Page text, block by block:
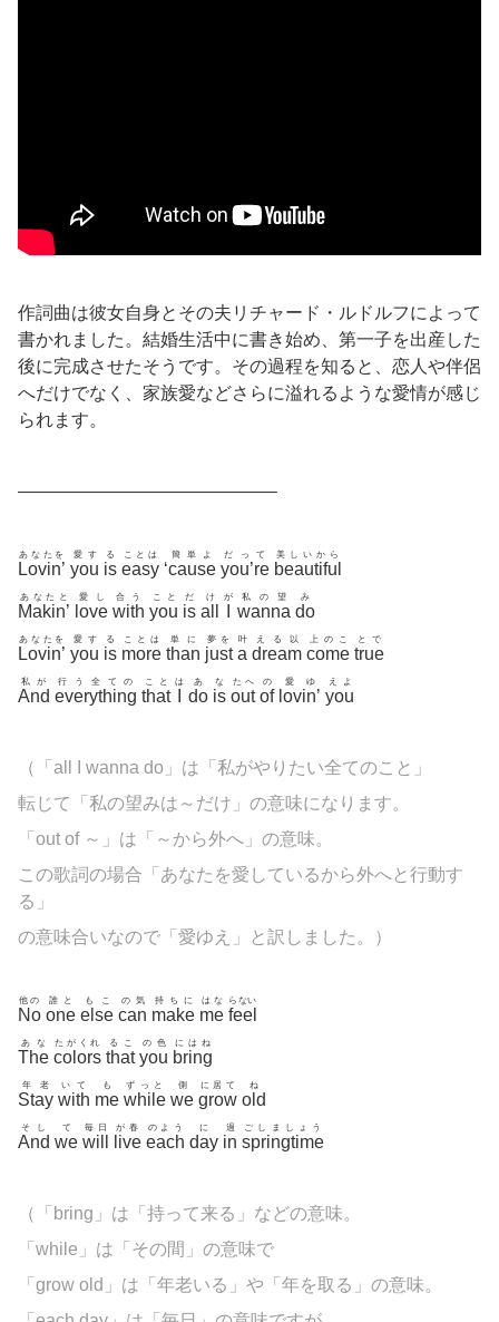
作詞曲は彼女自身とその夫リチャード・ルドルフによって
書かれました。結婚生活中に書き始め、第一子を出産した
後に完成させたそうです。その過程を知ると、恋人や伴侶
へだけでなく、家族愛などさらに溢れるような愛情が感じ
られます。
——————————————–
Lovin’
あなたを
you
愛す
is
る
easy
ことは
‘cause
簡単よ
you’re
だって
beautiful
美しいから
Makin’
あなたと
love
愛し
with
合う
you
こと
is
だ
all
け が
wanna
私の望
do
み
Lovin’
あなたを
you
愛す
is
る
more
ことは
than
単に
just
夢を
a
叶
dream
える以
come
上のこ
true
とで
And
私が
everything
行う全ての
that
こと は
do
あ
is
な
out
たへ
of
の
lovin’
愛ゆ
you
えよ
（「all I wanna do」は「私がやりたい全てのこと」
転じて「私の望みは～だけ」の意味になります。
「out of ～」は「～から外へ」の意味。
この歌詞の場合「あなたを愛しているから外へと行動す
る」
の意味合いなので「愛ゆえ」と訳しました。）
No
他の
one
誰と
else
もこ
can
の気
make
持ちに
me
はな
feel
らない
The
あな
colors
たがくれ
that
るこ
you
の色
bring
にはね
Stay
年老
with
いて
me
も
while
ずっと
we
側
grow
に居て
old
ね
And
そし
we
て
will
毎日
live
が春
each
のよう
day
に
in
過
springtime
ごしましょう
（「 bring」は「持って来る」などの意味。
「while」は「その間」の意味で
「grow old」は「年老いる」や「年を取る」の意味。